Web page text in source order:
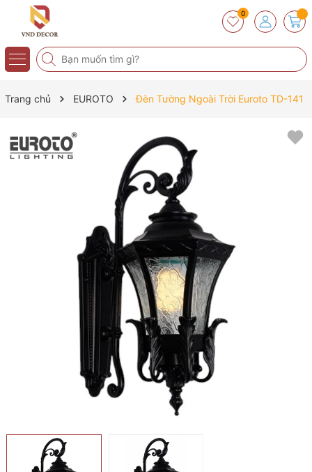
0
Trang chủ EUROTO Đèn Tường Ngoài Trời Euroto TD-141